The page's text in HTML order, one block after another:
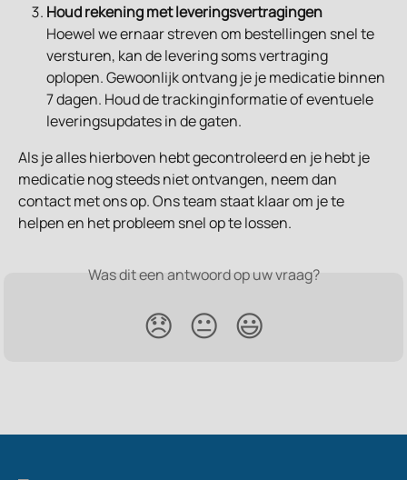
Houd rekening met leveringsvertragingen
Hoewel we ernaar streven om bestellingen snel te
versturen, kan de levering soms vertraging
oplopen. Gewoonlijk ontvang je je medicatie binnen
7 dagen. Houd de trackinginformatie of eventuele
leveringsupdates in de gaten.
Als je alles hierboven hebt gecontroleerd en je hebt je
medicatie nog steeds niet ontvangen, neem dan
contact met ons op. Ons team staat klaar om je te
helpen en het probleem snel op te lossen.
Was dit een antwoord op uw vraag?
😞 😐 😃